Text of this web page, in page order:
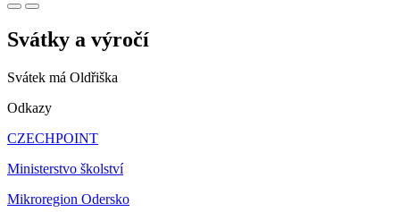
Svátky a výročí
Svátek má Oldřiška
Odkazy
CZECHPOINT
Ministerstvo školství
Mikroregion Odersko